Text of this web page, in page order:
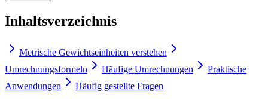
Inhaltsverzeichnis
Metrische Gewichtseinheiten verstehen
Umrechnungsformeln
Häufige Umrechnungen
Praktische
Anwendungen
Häufig gestellte Fragen